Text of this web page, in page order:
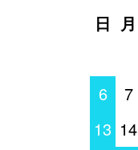
日 月
6
7
13 14